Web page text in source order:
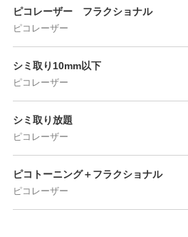
ピコレーザー フラクショナル
ピコレーザー
シミ取り10mm以下
ピコレーザー
シミ取り放題
ピコレーザー
ピコトーニング＋フラクショナル
ピコレーザー